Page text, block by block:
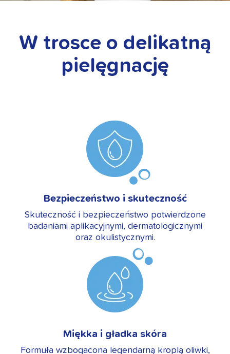
W trosce o delikatną
pielęgnację
Bezpieczeństwo i skuteczność
Skuteczność i bezpieczeństwo potwierdzone
badaniami aplikacyjnymi, dermatologicznymi
oraz okulistycznymi.
Miękka i gładka skóra
Formuła wzbogacona legendarną kroplą oliwki,